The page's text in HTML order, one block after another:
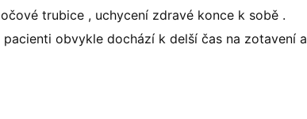
trubice , uchycení zdravé konce k sobě .
obvykle dochází k delší čas na zotavení a